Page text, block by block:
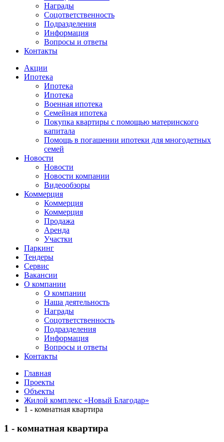
Награды
Соцответственность
Подразделения
Информация
Вопросы и ответы
Контакты
Акции
Ипотека
Ипотека
Ипотека
Военная ипотека
Семейная ипотека
Покупка квартиры с помощью материнского
капитала
Помощь в погашении ипотеки для многодетных
семей
Новости
Новости
Новости компании
Видеообзоры
Коммерция
Коммерция
Коммерция
Продажа
Аренда
Участки
Паркинг
Тендеры
Сервис
Вакансии
О компании
О компании
Наша деятельность
Награды
Соцответственность
Подразделения
Информация
Вопросы и ответы
Контакты
Главная
Проекты
Объекты
Жилой комплекс «Новый Благодар»
1 - комнатная квартира
1 - комнатная квартира